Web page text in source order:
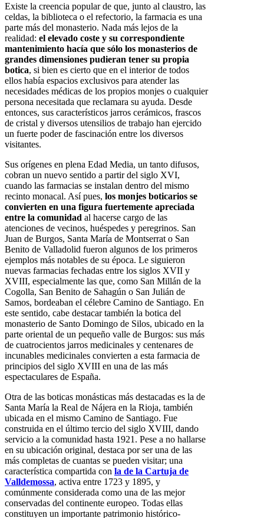
Existe la creencia popular de que, junto al claustro, las
celdas, la biblioteca o el refectorio, la farmacia es una
parte más del monasterio. Nada más lejos de la
realidad: el elevado coste y su correspondiente
mantenimiento hacía que sólo los monasterios de
grandes dimensiones pudieran tener su propia
botica, si bien es cierto que en el interior de todos
ellos había espacios exclusivos para atender las
necesidades médicas de los propios monjes o cualquier
persona necesitada que reclamara su ayuda. Desde
entonces, sus característicos jarros cerámicos, frascos
de cristal y diversos utensilios de trabajo han ejercido
un fuerte poder de fascinación entre los diversos
visitantes.
Sus orígenes en plena Edad Media, un tanto difusos,
cobran un nuevo sentido a partir del siglo XVI,
cuando las farmacias se instalan dentro del mismo
recinto monacal. Así pues, los monjes boticarios se
convierten en una figura fuertemente apreciada
entre la comunidad al hacerse cargo de las
atenciones de vecinos, huéspedes y peregrinos. San
Juan de Burgos, Santa María de Montserrat o San
Benito de Valladolid fueron algunos de los primeros
ejemplos más notables de su época. Le siguieron
nuevas farmacias fechadas entre los siglos XVII y
XVIII, especialmente las que, como San Millán de la
Cogolla, San Benito de Sahagún o San Julián de
Samos, bordeaban el célebre Camino de Santiago. En
este sentido, cabe destacar también la botica del
monasterio de Santo Domingo de Silos, ubicado en la
parte oriental de un pequeño valle de Burgos: sus más
de cuatrocientos jarros medicinales y centenares de
incunables medicinales convierten a esta farmacia de
principios del siglo XVIII en una de las más
espectaculares de España.
Otra de las boticas monásticas más destacadas es la de
Santa María la Real de Nájera en la Rioja, también
ubicada en el mismo Camino de Santiago. Fue
construida en el último tercio del siglo XVIII, dando
servicio a la comunidad hasta 1921. Pese a no hallarse
en su ubicación original, destaca por ser una de las
más completas de cuantas se pueden visitar; una
característica compartida con la de la Cartuja de
Valldemossa, activa entre 1723 y 1895, y
comúnmente considerada como una de las mejor
conservadas del continente europeo. Todas ellas
constituyen un importante patrimonio histórico-